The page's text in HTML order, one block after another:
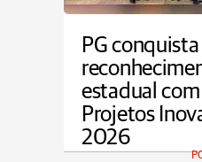
PG conquista
estadual
Projetos
2026